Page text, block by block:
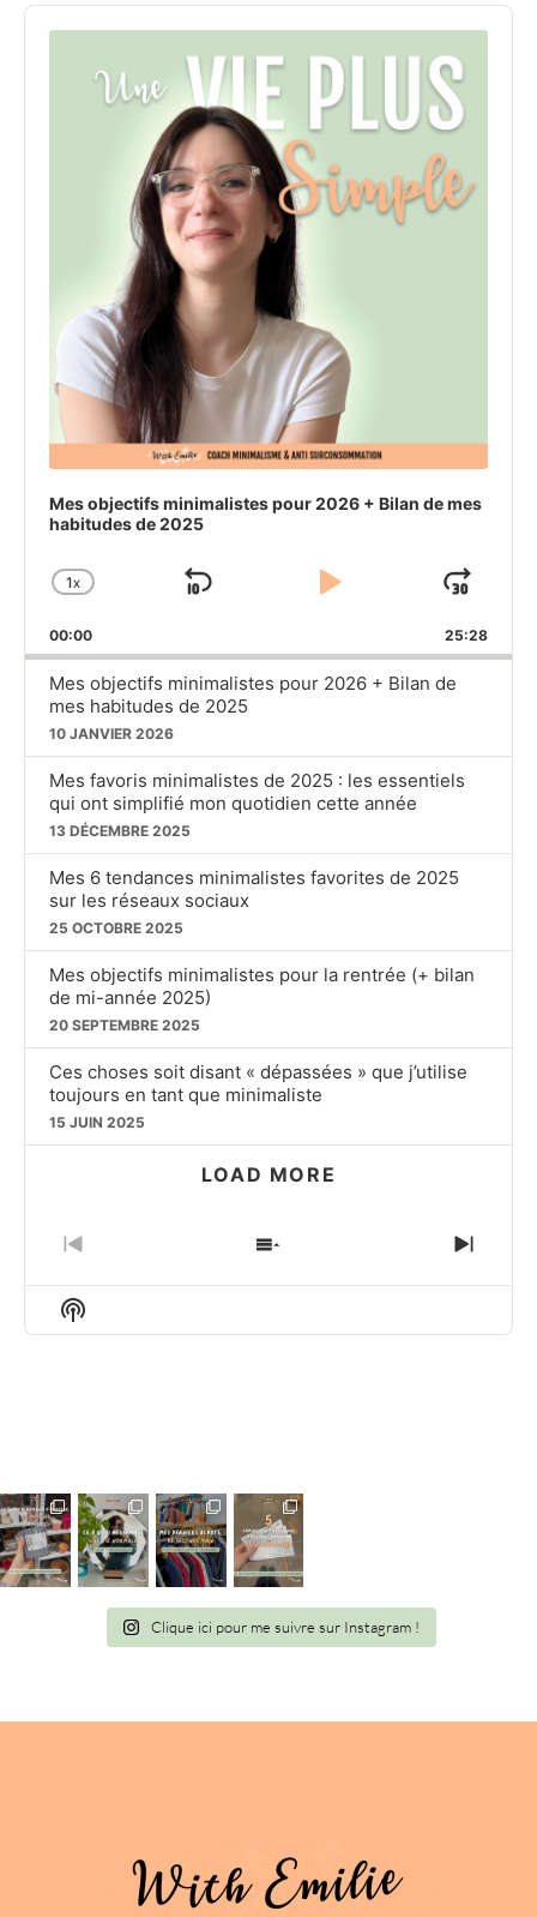
Audio
Player
Mes objectifs minimalistes pour 2026 + Bilan de mes
habitudes de 2025
CHANGE
RATE
1X
SKIP
PLAY
PAUSE
00:00 25:28
Mes objectifs minimalistes pour 2026 + Bilan de
mes habitudes de 2025
10 JANVIER 2026
Mes favoris minimalistes de 2025 : les essentiels
qui ont simplifié mon quotidien cette année
13 DÉCEMBRE 2025
Mes 6 tendances minimalistes favorites de 2025
sur les réseaux sociaux
25 OCTOBRE 2025
Mes objectifs minimalistes pour la rentrée (+ bilan
de mi-année 2025)
20 SEPTEMBRE 2025
Ces choses soit disant « dépassées » que j’utilise
toujours en tant que minimaliste
15 JUIN 2025
LOAD MORE
PREVIOUS
EPISODE
SHOW
EPISODES
NEXT
Show
Podcast
Clique ici pour me suivre sur Instagram !